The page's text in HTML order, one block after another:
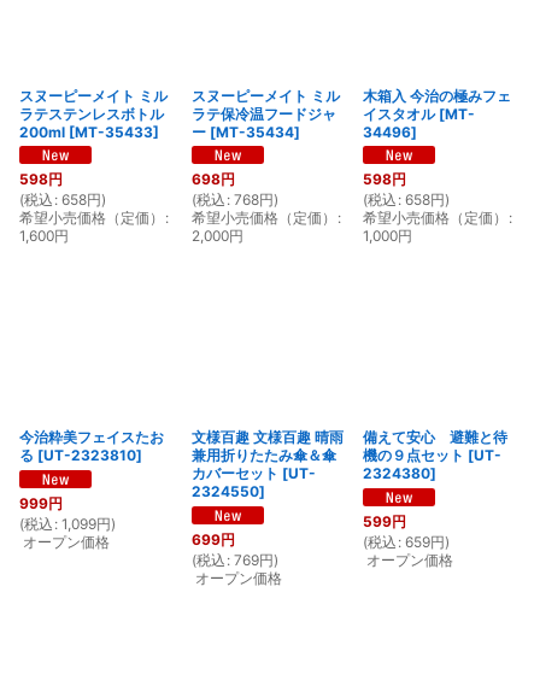
スヌーピーメイト ミル
ラテステンレスボトル
200ml [MT-35433]
598円
(税込 : 658円)
希望小売価格（定価） :
1,600円
スヌーピーメイト ミル
ラテ保冷温フードジャ
ー [MT-35434]
698円
(税込 : 768円)
希望小売価格（定価） :
2,000円
木箱入 今治の極みフェ
イスタオル [MT-
34496]
598円
(税込 : 658円)
希望小売価格（定価） :
1,000円
今治粋美フェイスたお
る [UT-2323810]
999円
(税込 : 1,099円)
オープン価格
文様百趣 文様百趣 晴雨
兼用折りたたみ傘＆傘
カバーセット [UT-
2324550]
699円
(税込 : 769円)
オープン価格
備えて安心 避難と待
機の９点セット [UT-
2324380]
599円
(税込 : 659円)
オープン価格